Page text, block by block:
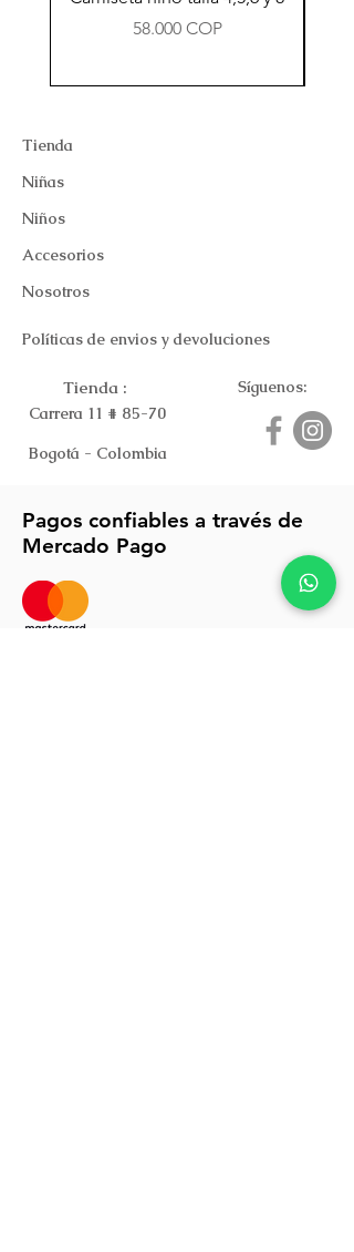
Precio
58.000 COP
Tienda
Niñas
Niños
Accesorios
Nosotros
Políticas de envios y devoluciones
Tienda :
Carrera 11 # 85-70
Bogotá - Colombia
Síguenos:
Pagos confiables a través de
Mercado Pago